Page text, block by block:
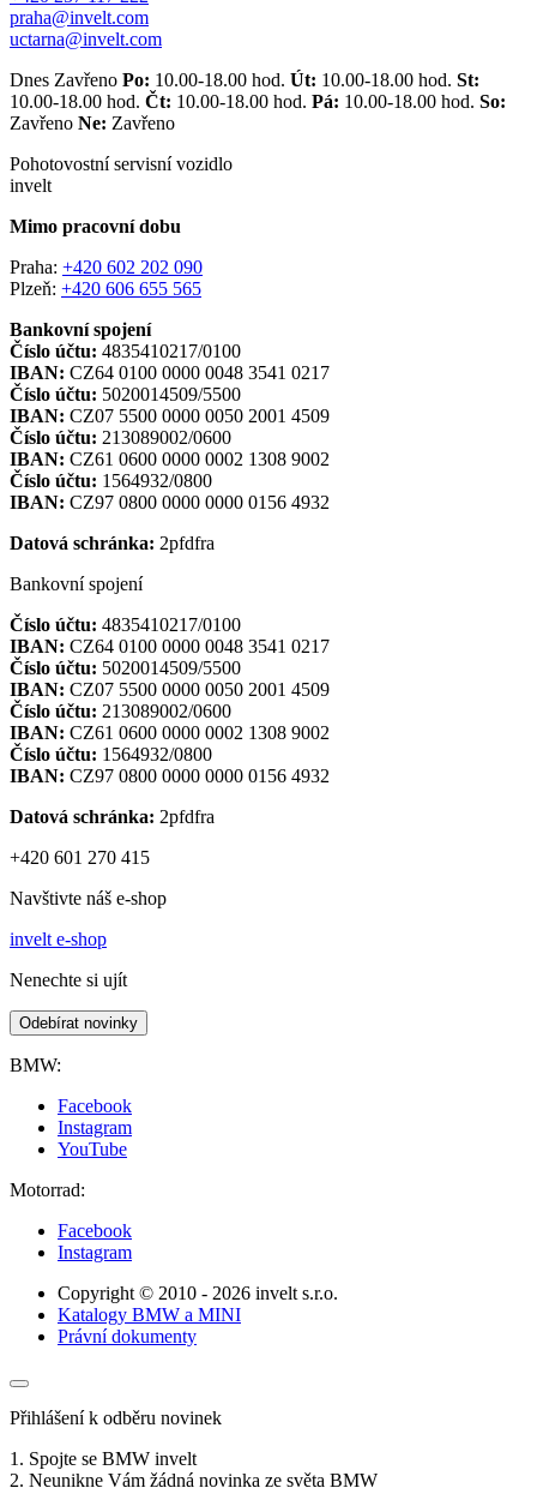
praha@invelt.com
uctarna@invelt.com
Dnes Zavřeno Po: 10.00-18.00 hod. Út: 10.00-18.00 hod. St:
10.00-18.00 hod. Čt: 10.00-18.00 hod. Pá: 10.00-18.00 hod. So:
Zavřeno Ne: Zavřeno
Pohotovostní servisní vozidlo
invelt
Mimo pracovní dobu
Praha: +420 602 202 090
Plzeň: +420 606 655 565
Bankovní spojení
Číslo účtu: 4835410217/0100
IBAN: CZ64 0100 0000 0048 3541 0217
Číslo účtu: 5020014509/5500
IBAN: CZ07 5500 0000 0050 2001 4509
Číslo účtu: 213089002/0600
IBAN: CZ61 0600 0000 0002 1308 9002
Číslo účtu: 1564932/0800
IBAN: CZ97 0800 0000 0000 0156 4932
Datová schránka: 2pfdfra
Bankovní spojení
Číslo účtu: 4835410217/0100
IBAN: CZ64 0100 0000 0048 3541 0217
Číslo účtu: 5020014509/5500
IBAN: CZ07 5500 0000 0050 2001 4509
Číslo účtu: 213089002/0600
IBAN: CZ61 0600 0000 0002 1308 9002
Číslo účtu: 1564932/0800
IBAN: CZ97 0800 0000 0000 0156 4932
Datová schránka: 2pfdfra
+420 601 270 415
Navštivte náš e-shop
invelt e-shop
Nenechte si ujít
Odebírat novinky
BMW:
Facebook
Instagram
YouTube
Motorrad:
Facebook
Instagram
Copyright © 2010 - 2026 invelt s.r.o.
Katalogy BMW a MINI
Právní dokumenty
Přihlášení k odběru novinek
1. Spojte se BMW invelt
2. Neunikne Vám žádná novinka ze světa BMW